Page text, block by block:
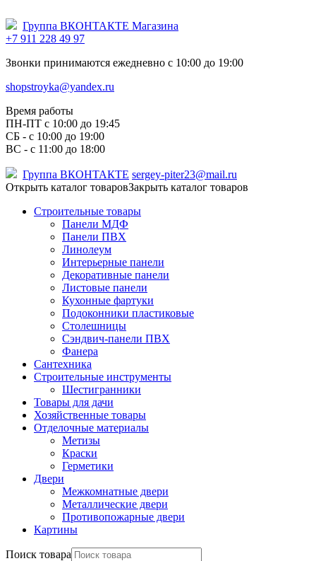
Группа ВКОНТАКТЕ Магазина
+7 911 228 49 97
Звонки принимаются ежедневно с 10:00 до 19:00
shopstroyka@yandex.ru
Время работы
ПН-ПТ c 10:00 до 19:45
СБ - с 10:00 до 19:00
ВС - с 11:00 до 18:00
Группа ВКОНТАКТЕ sergey-piter23@mail.ru
Открыть каталог товаровЗакрыть каталог товаров
Строительные товары
Панели МДФ
Панели ПВХ
Линолеум
Интерьерные панели
Декоративные панели
Листовые панели
Кухонные фартуки
Подоконники пластиковые
Столешницы
Сэндвич-панели ПВХ
Фанера
Сантехника
Строительные инструменты
Шестигранники
Товары для дачи
Хозяйственные товары
Отделочные материалы
Метизы
Краски
Герметики
Двери
Межкомнатные двери
Металлические двери
Противопожарные двери
Картины
Поиск товара